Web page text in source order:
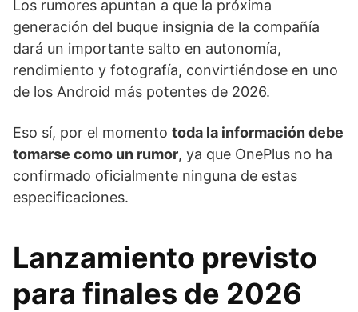
Los rumores apuntan a que la próxima
generación del buque insignia de la compañía
dará un importante salto en autonomía,
rendimiento y fotografía, convirtiéndose en uno
de los Android más potentes de 2026.
Eso sí, por el momento toda la información debe
tomarse como un rumor, ya que OnePlus no ha
confirmado oficialmente ninguna de estas
especificaciones.
Lanzamiento previsto
para finales de 2026